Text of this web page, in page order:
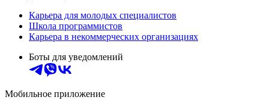
Карьера для молодых специалистов
Школа программистов
Карьера в некоммерческих организациях
Боты для уведомлений
Мобильное приложение